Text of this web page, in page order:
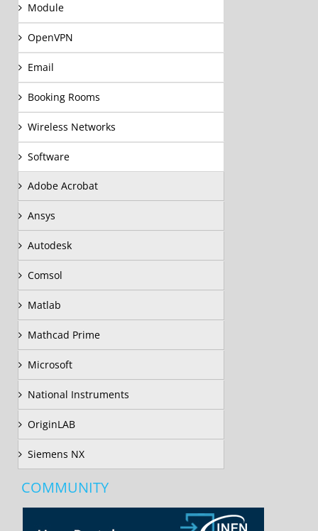
Module
OpenVPN
Email
Booking Rooms
Wireless Networks
Software
Adobe Acrobat
Ansys
Autodesk
Comsol
Matlab
Mathcad Prime
Microsoft
National Instruments
OriginLAB
Siemens NX
COMMUNITY